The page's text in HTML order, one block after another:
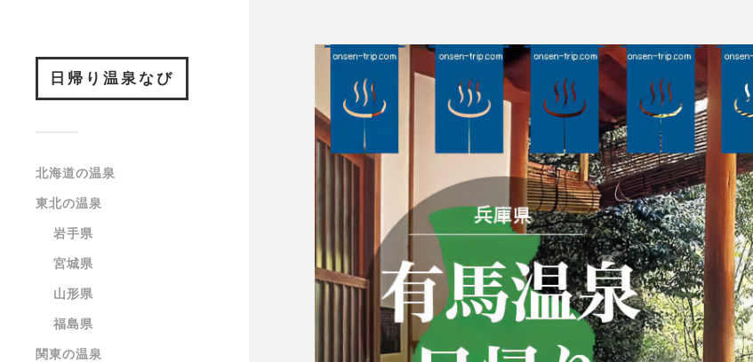
日帰り温泉なび
北海道の温泉
東北の温泉
岩手県
宮城県
山形県
福島県
関東の温泉